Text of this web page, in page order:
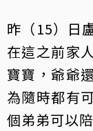
昨（15）日
在這之前家
寶寶，爺爺
為隨時都有
個弟弟可以